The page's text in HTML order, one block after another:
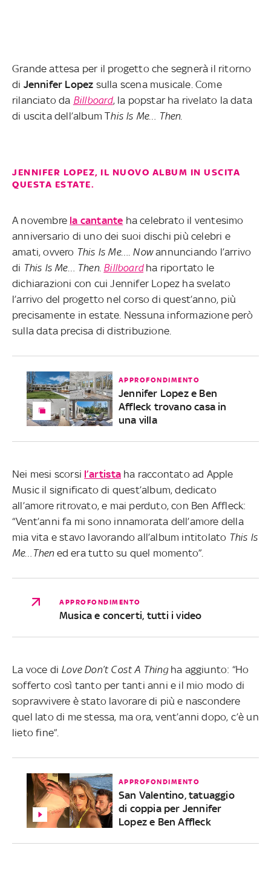
Grande attesa per il progetto che segnerà il ritorno
di Jennifer Lopez sulla scena musicale. Come
rilanciato da Billboard, la popstar ha rivelato la data
di uscita dell’album This Is Me… Then.
JENNIFER LOPEZ, IL NUOVO ALBUM IN USCITA
QUESTA ESTATE.
A novembre la cantante ha celebrato il ventesimo
anniversario di uno dei suoi dischi più celebri e
amati, ovvero This Is Me…. Nowannunciando l’arrivo
di This Is Me… Then. Billboardha riportato le
dichiarazioni con cui Jennifer Lopez ha svelato
l’arrivo del progetto nel corso di quest’anno, più
precisamente in estate. Nessuna informazione però
sulla data precisa di distribuzione.
APPROFONDIMENTO
Jennifer Lopez e Ben
Affleck trovano casa in
una villa
Nei mesi scorsi l’artista ha raccontato ad Apple
Music il significato di quest’album, dedicato
all’amore ritrovato, e mai perduto, con Ben Affleck:
“Vent’anni fa mi sono innamorata dell’amore della
mia vita e stavo lavorando all’album intitolato This Is
Me…Thened era tutto su quel momento”.
APPROFONDIMENTO
Musica e concerti, tutti i video
La voce di Love Don’t Cost A Thingha aggiunto: “Ho
sofferto così tanto per tanti anni e il mio modo di
sopravvivere è stato lavorare di più e nascondere
quel lato di me stessa, ma ora, vent’anni dopo, c’è un
lieto fine”.
APPROFONDIMENTO
San Valentino, tatuaggio
di coppia per Jennifer
Lopez e Ben Affleck